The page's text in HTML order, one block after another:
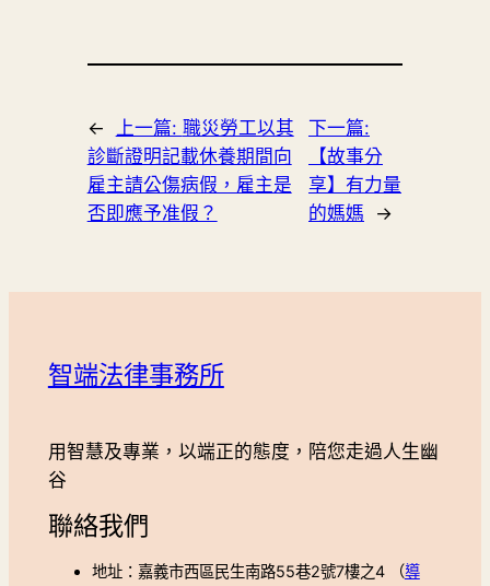
← 上一篇: 職災勞工以其
診斷證明記載休養期間向
雇主請公傷病假，雇主是
否即應予准假？
下一篇:
【故事分
享】有力量
的媽媽
→
智端法律事務所
用智慧及專業，以端正的態度，陪您走過人生幽
谷
聯絡我們
地址：嘉義市西區民生南路55巷2號7樓之4 （導